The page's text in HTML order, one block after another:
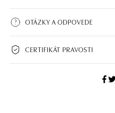
OTÁZKY A ODPOVEDE
CERTIFIKÁT PRAVOSTI